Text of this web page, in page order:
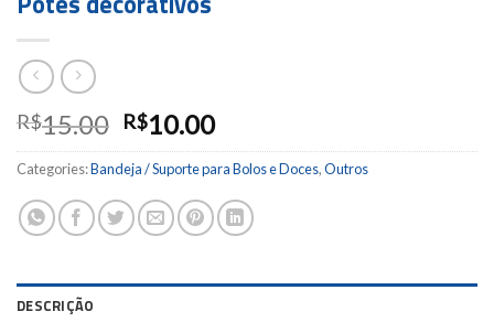
R$15.00 R$10.00
Categories:Bandeja / Suporte para Bolos e Doces,Outros
DESCRIÇÃO